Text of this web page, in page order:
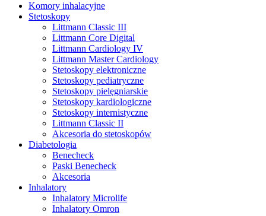
Komory inhalacyjne
Stetoskopy
Littmann Classic III
Littmann Core Digital
Littmann Cardiology IV
Littmann Master Cardiology
Stetoskopy elektroniczne
Stetoskopy pediatryczne
Stetoskopy pielęgniarskie
Stetoskopy kardiologiczne
Stetoskopy internistyczne
Littmann Classic II
Akcesoria do stetoskopów
Diabetologia
Benecheck
Paski Benecheck
Akcesoria
Inhalatory
Inhalatory Microlife
Inhalatory Omron